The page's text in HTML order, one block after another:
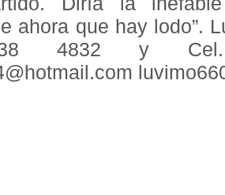
ahora que hay lodo”.
4832 y